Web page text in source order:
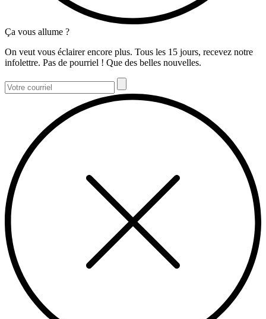
Ça vous allume ?
On veut vous éclairer encore plus. Tous les 15 jours, recevez notre
infolettre. Pas de pourriel ! Que des belles nouvelles.